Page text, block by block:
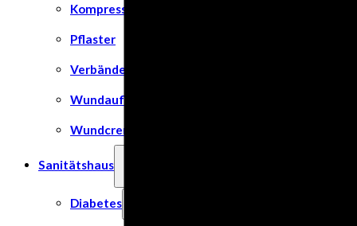
Kompressen
Pflaster
Verbände
Wundauflage
Wundcremes & Spray
Sanitätshaus
Diabetes